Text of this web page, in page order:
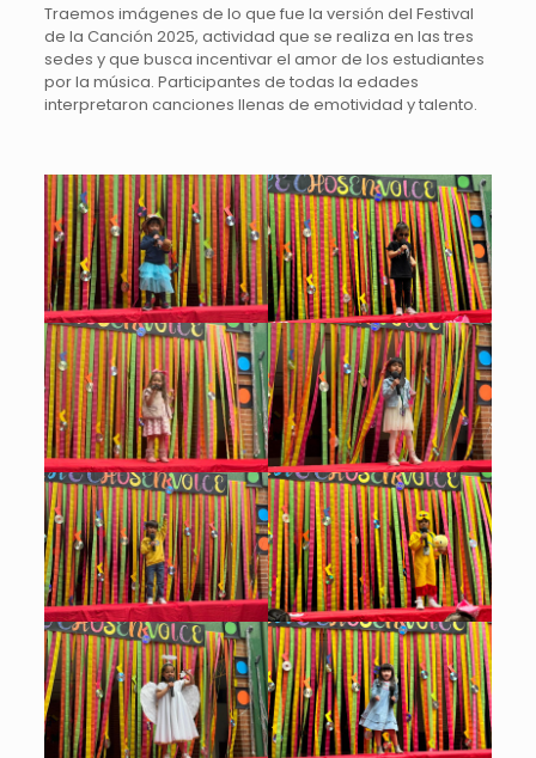
Traemos imágenes de lo que fue la versión del Festival
de la Canción 2025, actividad que se realiza en las tres
sedes y que busca incentivar el amor de los estudiantes
por la música. Participantes de todas la edades
interpretaron canciones llenas de emotividad y talento.